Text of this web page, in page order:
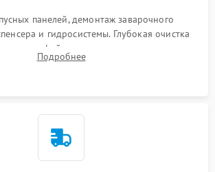
панелей, демонтаж заварочного
и гидросистемы. Глубокая очистка
от кофейных масел, жмыха и накипи.
каналов и фильтров с использованием
Подробнее